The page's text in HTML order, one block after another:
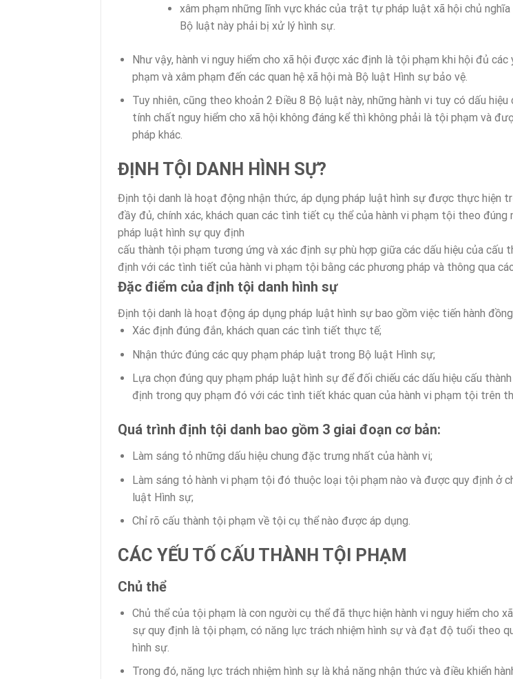
xâm phạm những lĩnh vực khác của trật tự pháp luật xã hội chủ
Bộ luật này phải bị xử lý hình sự.
Như vậy, hành vi nguy hiểm cho xã hội được xác định là tội phạm khi hội đủ
phạm và xâm phạm đến các quan hệ xã hội mà Bộ luật Hình sự bảo vệ.
Tuy nhiên, cũng theo khoản 2 Điều 8 Bộ luật này, những hành vi tuy có dấu
tính chất nguy hiểm cho xã hội không đáng kể thì không phải là tội phạm và
pháp khác.
ĐỊNH TỘI DANH HÌNH SỰ?
Định tội danh là hoạt động nhận thức, áp dụng pháp luật hình sự được thực hiện
đầy đủ, chính xác, khách quan các tình tiết cụ thể của hành vi phạm tội theo đúng
pháp luật hình sự quy định
cấu thành tội phạm tương ứng và xác định sự phù hợp giữa các dấu hiệu của cấu
định với các tình tiết của hành vi phạm tội bằng các phương pháp và thông qua
Đặc điểm của định tội danh hình sự
Định tội danh là hoạt động áp dụng pháp luật hình sự bao gồm việc tiến hành
Xác định đúng đắn, khách quan các tình tiết thực tế;
Nhận thức đúng các quy phạm pháp luật trong Bộ luật Hình sự;
Lựa chọn đúng quy phạm pháp luật hình sự để đối chiếu các dấu hiệu cấu
định trong quy phạm đó với các tình tiết khác quan của hành vi phạm tội trên
Quá trình định tội danh bao gồm 3 giai đoạn cơ bản:
Làm sáng tỏ những dấu hiệu chung đặc trưng nhất của hành vi;
Làm sáng tỏ hành vi phạm tội đó thuộc loại tội phạm nào và được quy định ở
luật Hình sự;
Chỉ rõ cấu thành tội phạm về tội cụ thể nào được áp dụng.
CÁC YẾU TỐ CẤU THÀNH TỘI PHẠM
Chủ thể
Chủ thể của tội phạm là con người cụ thể đã thực hiện hành vi nguy hiểm cho
sự quy định là tội phạm, có năng lực trách nhiệm hình sự và đạt độ tuổi theo
hình sự.
Trong đó, năng lực trách nhiệm hình sự là khả năng nhận thức và điều khiển